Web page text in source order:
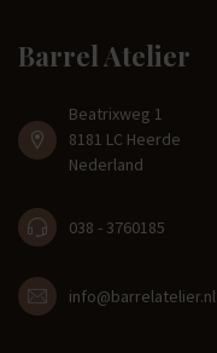
Barrel Atelier
Beatrixweg 1
8181 LC Heerde
Nederland
038 - 3760185
info@barrelatelier.nl